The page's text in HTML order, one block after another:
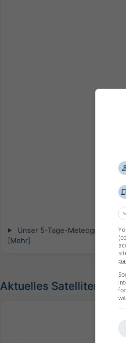
Unser 5-Tage-Meteogramm
[Mehr]
Aktuelles Satellitenbild,